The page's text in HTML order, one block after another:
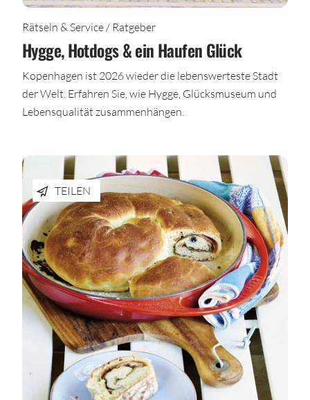
Rätseln & Service / Ratgeber
Hygge, Hotdogs & ein Haufen Glück
Kopenhagen ist 2026 wieder die lebenswerteste Stadt
der Welt. Erfahren Sie, wie Hygge, Glücksmuseum und
Lebensqualität zusammenhängen.
TEILEN